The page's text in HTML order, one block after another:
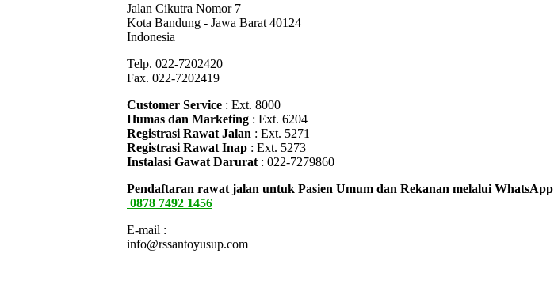
Jalan Cikutra Nomor 7
Kota Bandung - Jawa Barat 40124
Indonesia
Telp. 022-7202420
Fax. 022-7202419
Customer Service : Ext. 8000
Humas dan Marketing : Ext. 6204
Registrasi Rawat Jalan : Ext. 5271
Registrasi Rawat Inap : Ext. 5273
Instalasi Gawat Darurat : 022-7279860
Pendaftaran rawat jalan untuk Pasien Umum dan Rekanan melalui WhatsApp
0878 7492 1456
E-mail :
info@rssantoyusup.com